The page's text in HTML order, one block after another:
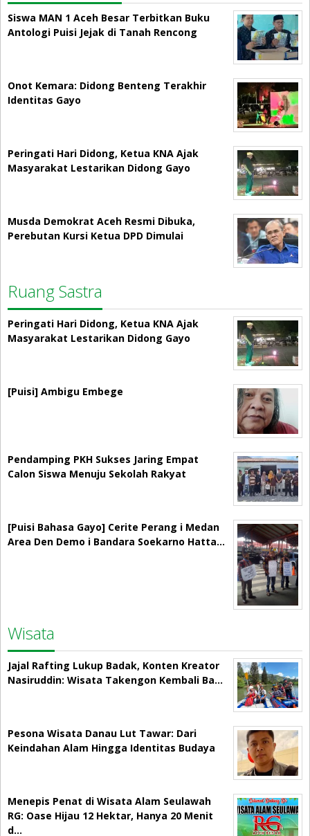
Siswa MAN 1 Aceh Besar Terbitkan Buku
Antologi Puisi Jejak di Tanah Rencong
Onot Kemara: Didong Benteng Terakhir
Identitas Gayo
Peringati Hari Didong, Ketua KNA Ajak
Masyarakat Lestarikan Didong Gayo
Musda Demokrat Aceh Resmi Dibuka,
Perebutan Kursi Ketua DPD Dimulai
Ruang Sastra
Peringati Hari Didong, Ketua KNA Ajak
Masyarakat Lestarikan Didong Gayo
[Puisi] Ambigu Embege
Pendamping PKH Sukses Jaring Empat
Calon Siswa Menuju Sekolah Rakyat
[Puisi Bahasa Gayo] Cerite Perang i Medan
Area Den Demo i Bandara Soekarno Hatta…
Wisata
Jajal Rafting Lukup Badak, Konten Kreator
Nasiruddin: Wisata Takengon Kembali Ba…
Pesona Wisata Danau Lut Tawar: Dari
Keindahan Alam Hingga Identitas Budaya
Menepis Penat di Wisata Alam Seulawah
RG: Oase Hijau 12 Hektar, Hanya 20 Menit
d…